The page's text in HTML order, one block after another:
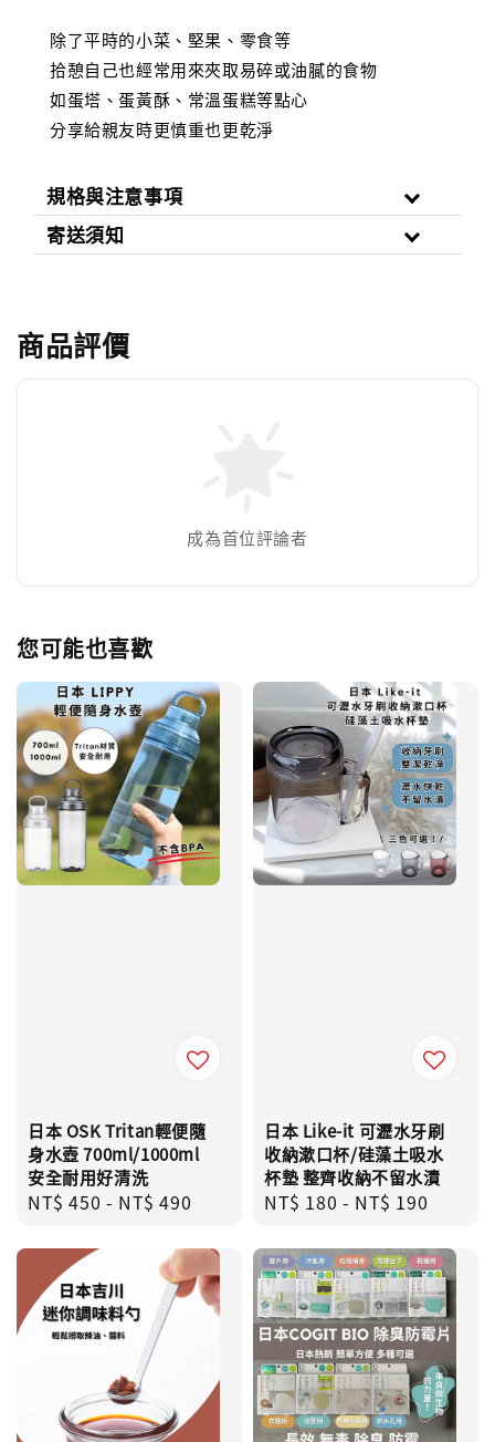
除了平時的小菜、堅果、零食等
拾憩自己也經常用來夾取易碎或油膩的食物
如蛋塔、蛋黃酥、常溫蛋糕等點心
分享給親友時更慎重也更乾淨
規格與注意事項
寄送須知
商品評價
成為首位評論者
您可能也喜歡
日本 OSK Tritan輕便隨
身水壺 700ml/1000ml
安全耐用好清洗
Regular
NT$ 450 - NT$ 490
日本 Like-it 可瀝水牙刷
收納漱口杯/硅藻土吸水
杯墊 整齊收納不留水漬
Regular
NT$ 180 - NT$ 190